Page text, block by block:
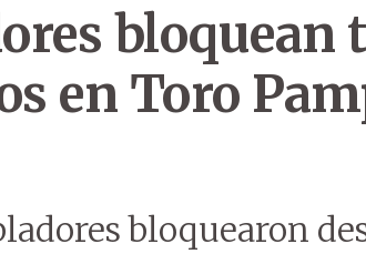
bloquean
en Toro
bloquearon